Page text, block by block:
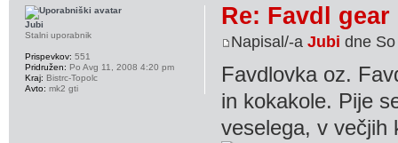
Re: Favdl
Napisal/-aJubi dne
Favdlovka oz.
in kokakole. Pije
veselega, v večjih
Jubi
Stalni uporabnik
Prispevkov: 551
Pridružen: Po Avg 11, 2008 4:20 pm
Kraj: Bistrc-Topolc
Avto: mk2 gti